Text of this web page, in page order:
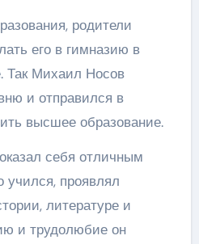
родители
его в гимназию в
Так Михаил Носов
и отправился в
высшее образование.
себя отличным
проявлял
литературе и
и трудолюбие он